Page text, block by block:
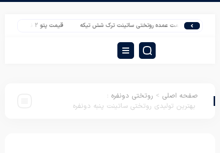
قیمت عمده روتختی ساتینت ترک شش تیکه قیمت پتو 2 نفره نرمینه مدل سوپرنگین
صفحه اصلی > روتختی دونفره :
بهترین تولیدی روتختی ساتینت پنبه دونفره